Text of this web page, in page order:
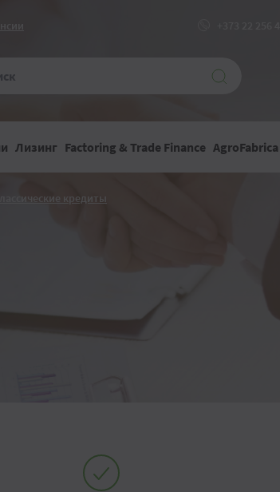
Лизинг Factoring & Trade Finance AgroFabrica
Классические кредиты